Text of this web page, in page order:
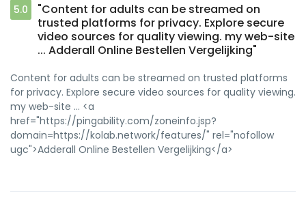
5.0
"Content for adults can be streamed on
trusted platforms for privacy. Explore secure
video sources for quality viewing. my web-site
... Adderall Online Bestellen Vergelijking"
Content for adults can be streamed on trusted platforms
for privacy. Explore secure video sources for quality viewing.
my web-site ... <a
href="https://pingability.com/zoneinfo.jsp?
domain=https://kolab.network/features/" rel="nofollow
ugc">Adderall Online Bestellen Vergelijking</a>